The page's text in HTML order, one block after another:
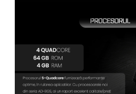
Camere înregistrare trafic
Accesorii multimedia
Conectică Auto
Conectică Auto